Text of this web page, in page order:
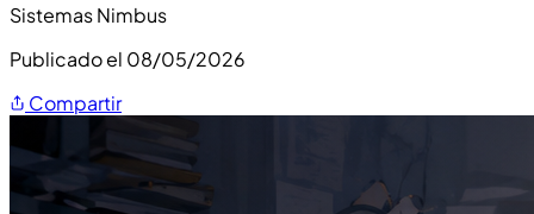
Sistemas Nimbus
Publicado el 08/05/2026
Compartir